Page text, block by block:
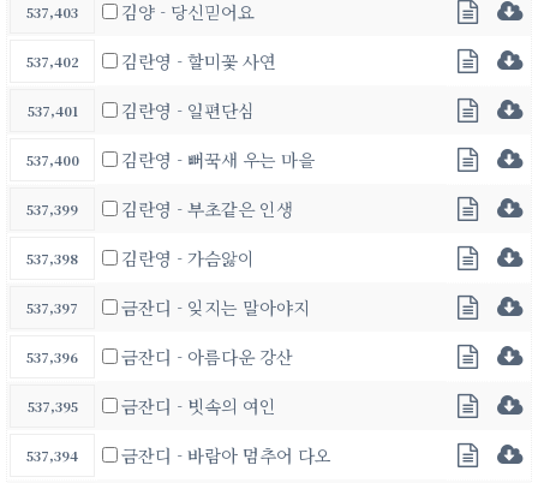
537,403 김양 - 당신믿어요
537,402 김란영 - 할미꽃 사연
537,401 김란영 - 일편단심
537,400 김란영 - 뻐꾹새 우는 마을
537,399 김란영 - 부초같은 인생
537,398 김란영 - 가슴앓이
537,397 금잔디 - 잊지는 말아야지
537,396 금잔디 - 아름다운 강산
537,395 금잔디 - 빗속의 여인
537,394 금잔디 - 바람아 멈추어 다오